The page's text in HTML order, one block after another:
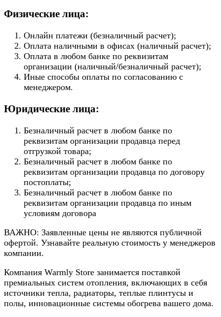
Физические лица:
Онлайн платежи (безналичный расчет);
Оплата наличными в офисах (наличный расчет);
Оплата в любом банке по реквизитам
организации (наличный/безналичный расчет);
Иные способы оплаты по согласованию с
менеджером.
Юридические лица:
Безналичный расчет в любом банке по
реквизитам организации продавца перед
отгрузкой товара;
Безналичный расчет в любом банке по
реквизитам организации продавца по договору
постоплаты;
Безналичный расчет в любом банке по
реквизитам организации продавца по иным
условиям договора
ВАЖНО: Заявленные цены не являются публичной
офертой. Узнавайте реальную стоимость у менеджеров
компании.
Компания Warmly Store занимается поставкой
премиальных систем отопления, включающих в себя
источники тепла, радиаторы, теплые плинтусы и
полы, инновационные системы обогрева вашего дома.